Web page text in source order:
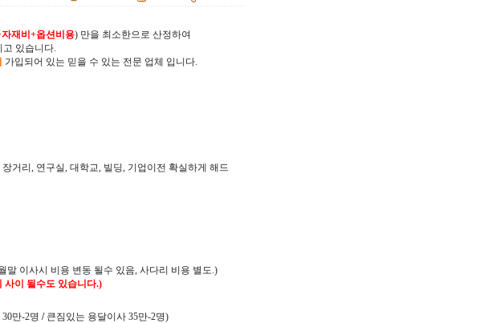
재비+옵션비용) 만을 최소한으로 산정하여
있습니다.
가입되어 있는 믿을 수 있는 전문 업체 입니다.
거리, 연구실, 대학교, 빌딩, 기업이전 확실하게 해드
말 이사시 비용 변동 될수 있음, 사다리 비용 별도.)
사이 될수도 있습니다.)
만-2명 /큰짐있는 용달이사 35만-2명)